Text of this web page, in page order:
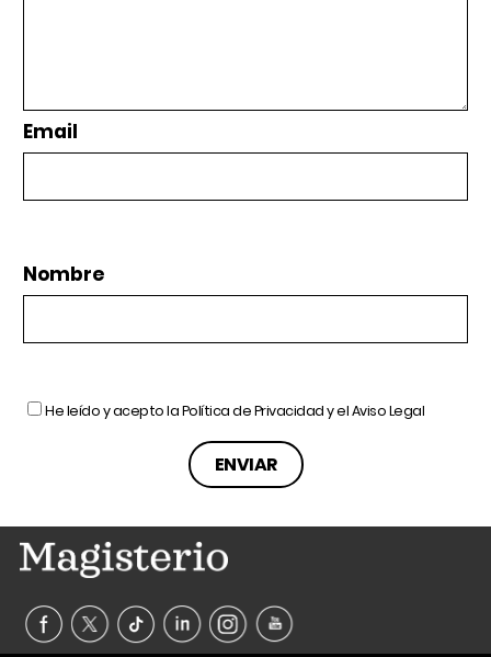
Email
Nombre
He leído y acepto laPolítica de Privacidady elAviso Legal